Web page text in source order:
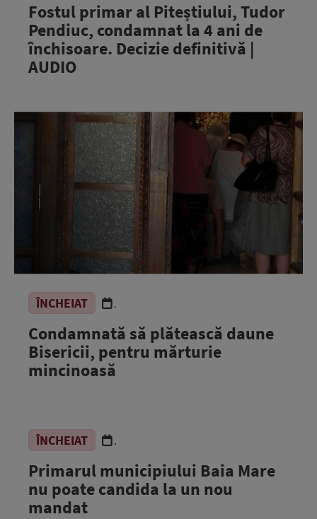
Fostul primar al Piteștiului, Tudor
Pendiuc, condamnat la 4 ani de
închisoare. Decizie definitivă |
AUDIO
ÎNCHEIAT .
Condamnată să plătească daune
Bisericii, pentru mărturie
mincinoasă
ÎNCHEIAT .
Primarul municipiului Baia Mare
nu poate candida la un nou
mandat